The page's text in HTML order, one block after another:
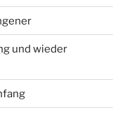
und wieder